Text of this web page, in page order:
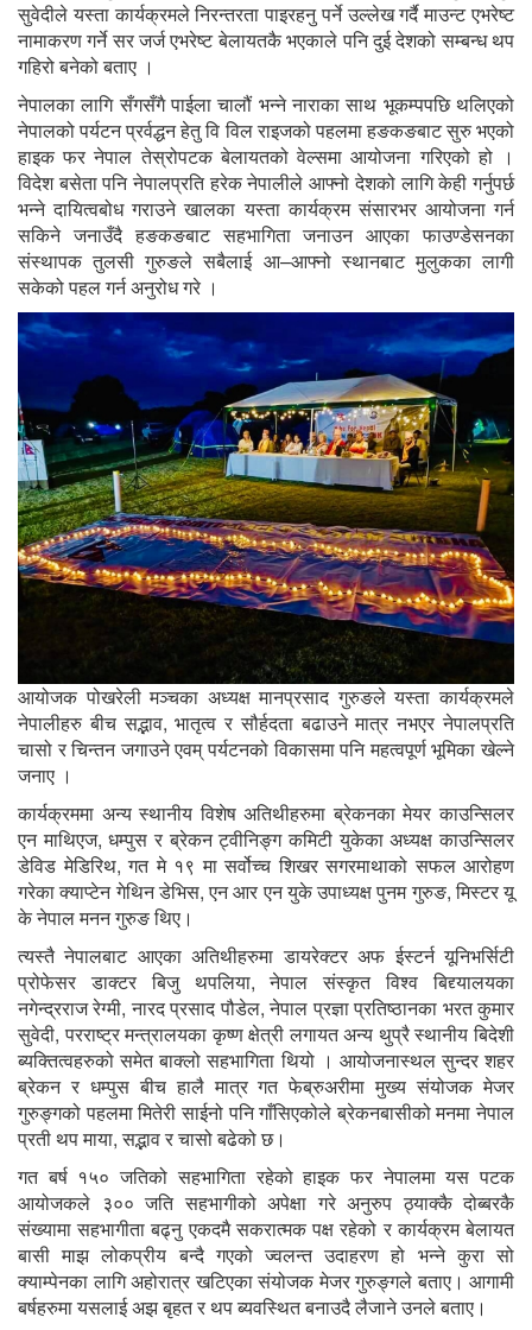
सुवेदीले यस्ता कार्यक्रमले निरन्तरता पाइरहनु पर्ने उल्लेख गर्दै माउन्ट एभरेष्ट
नामाकरण गर्ने सर जर्ज एभरेष्ट बेलायतकै भएकाले पनि दुई देशको सम्बन्ध थप
गहिरो बनेको बताए ।
नेपालका लागि सँगसँगै पाईला चालौं भन्ने नाराका साथ भूकम्पपछि थलिएको
नेपालको पर्यटन प्रर्वद्धन हेतु वि विल राइजको पहलमा हङकङबाट सुरु भएको
हाइक फर नेपाल तेस्रोपटक बेलायतको वेल्समा आयोजना गरिएको हो ।
विदेश बसेता पनि नेपालप्रति हरेक नेपालीले आफ्नो देशको लागि केही गर्नुपर्छ
भन्ने दायित्वबोध गराउने खालका यस्ता कार्यक्रम संसारभर आयोजना गर्न
सकिने जनाउँदै हङकङबाट सहभागिता जनाउन आएका फाउण्डेसनका
संस्थापक तुलसी गुरुङले सबैलाई आ–आफ्नो स्थानबाट मुलुकका लागी
सकेको पहल गर्न अनुरोध गरे ।
आयोजक पोखरेली मञ्चका अध्यक्ष मानप्रसाद गुरुङले यस्ता कार्यक्रमले
नेपालीहरु बीच सद्भाव, भातृत्व र सौर्हदता बढाउने मात्र नभएर नेपालप्रति
चासो र चिन्तन जगाउने एवम् पर्यटनको विकासमा पनि महत्वपूर्ण भूमिका खेल्ने
जनाए ।
कार्यक्रममा अन्य स्थानीय विशेष अतिथीहरुमा ब्रेकनका मेयर काउन्सिलर
एन माथिएज, धम्पुस र ब्रेकन ट्वीनिङ्ग कमिटी युकेका अध्यक्ष काउन्सिलर
डेविड मेडिरिथ, गत मे १९ मा सर्वोच्च शिखर सगरमाथाको सफल आरोहण
गरेका क्याप्टेन गेथिन डेभिस, एन आर एन युके उपाध्यक्ष पुनम गुरुङ, मिस्टर यू
के नेपाल मनन गुरुङ थिए।
त्यस्तै नेपालबाट आएका अतिथीहरुमा डायरेक्टर अफ ईस्टर्न यूनिभर्सिटी
प्रोफेसर डाक्टर बिजु थपलिया, नेपाल संस्कृत विश्व बिद्द्यालयका
नगेन्द्रराज रेग्मी, नारद प्रसाद पौडेल, नेपाल प्रज्ञा प्रतिष्ठानका भरत कुमार
सुवेदी, परराष्ट्र मन्त्रालयका कृष्ण क्षेत्री लगायत अन्य थुप्रै स्थानीय बिदेशी
ब्यक्तित्वहरुको समेत बाक्लो सहभागिता थियो । आयोजनास्थल सुन्दर शहर
ब्रेकन र धम्पुस बीच हालै मात्र गत फेब्रुअरीमा मुख्य संयोजक मेजर
गुरुङ्गको पहलमा मितेरी साईनो पनि गाँसिएकोले ब्रेकनबासीको मनमा नेपाल
प्रती थप माया, सद्भाव र चासो बढेको छ।
गत बर्ष १५० जतिको सहभागिता रहेको हाइक फर नेपालमा यस पटक
आयोजकले ३०० जति सहभागीको अपेक्षा गरे अनुरुप ठ्याक्कै दोब्बरकै
संख्यामा सहभागीता बढ्नु एकदमै सकरात्मक पक्ष रहेको र कार्यक्रम बेलायत
बासी माझ लोकप्रीय बन्दै गएको ज्वलन्त उदाहरण हो भन्ने कुरा सो
क्याम्पेनका लागि अहोरात्र खटिएका संयोजक मेजर गुरुङ्गले बताए। आगामी
बर्षहरुमा यसलाई अझ बृहत र थप ब्यवस्थित बनाउदै लैजाने उनले बताए।